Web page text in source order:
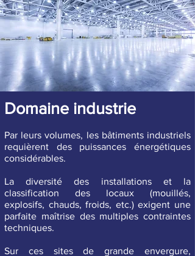
Domaine industrie
Par leurs volumes, les bâtiments industriels
requièrent des puissances énergétiques
considérables.
La diversité des installations et la
classification des locaux (mouillés,
explosifs, chauds, froids, etc.) exigent une
parfaite maîtrise des multiples contraintes
techniques.
Sur ces sites de grande envergure,